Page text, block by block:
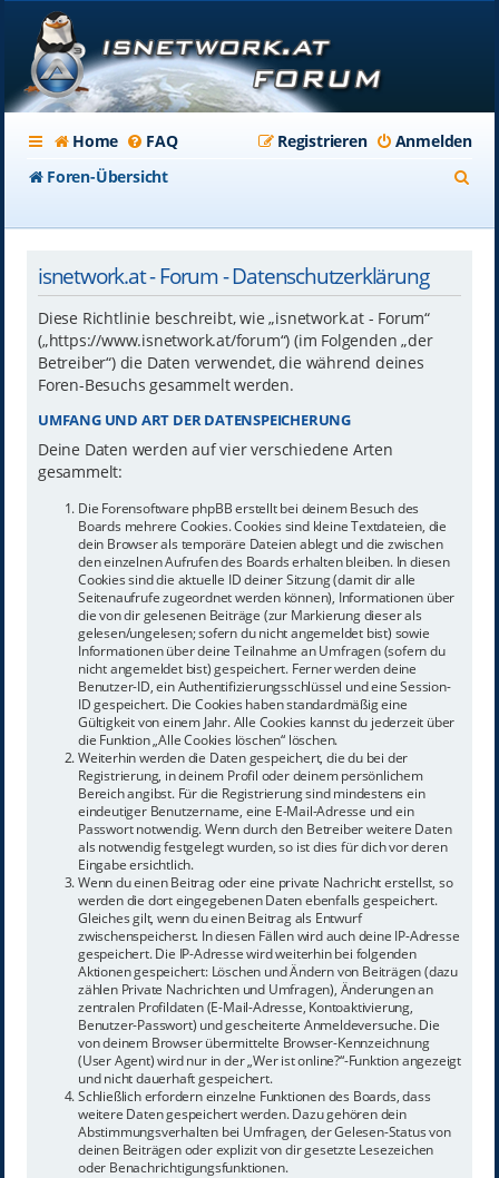
Home FAQ Anmelden
Registrieren
Foren-Übersicht
isnetwork.at - Forum - Datenschutzerklärung
Diese Richtlinie beschreibt, wie „isnetwork.at - Forum“
(„https://www.isnetwork.at/forum“) (im Folgenden „der
Betreiber“) die Daten verwendet, die während deines
Foren-Besuchs gesammelt werden.
UMFANG UND ART DER DATENSPEICHERUNG
Deine Daten werden auf vier verschiedene Arten
gesammelt:
Die Forensoftware phpBB erstellt bei deinem Besuch des
Boards mehrere Cookies. Cookies sind kleine Textdateien, die
dein Browser als temporäre Dateien ablegt und die zwischen
den einzelnen Aufrufen des Boards erhalten bleiben. In diesen
Cookies sind die aktuelle ID deiner Sitzung (damit dir alle
Seitenaufrufe zugeordnet werden können), Informationen über
die von dir gelesenen Beiträge (zur Markierung dieser als
gelesen/ungelesen; sofern du nicht angemeldet bist) sowie
Informationen über deine Teilnahme an Umfragen (sofern du
nicht angemeldet bist) gespeichert. Ferner werden deine
Benutzer-ID, ein Authentifizierungsschlüssel und eine Session-
ID gespeichert. Die Cookies haben standardmäßig eine
Gültigkeit von einem Jahr. Alle Cookies kannst du jederzeit über
die Funktion „Alle Cookies löschen“ löschen.
Weiterhin werden die Daten gespeichert, die du bei der
Registrierung, in deinem Profil oder deinem persönlichem
Bereich angibst. Für die Registrierung sind mindestens ein
eindeutiger Benutzername, eine E-Mail-Adresse und ein
Passwort notwendig. Wenn durch den Betreiber weitere Daten
als notwendig festgelegt wurden, so ist dies für dich vor deren
Eingabe ersichtlich.
Wenn du einen Beitrag oder eine private Nachricht erstellst, so
werden die dort eingegebenen Daten ebenfalls gespeichert.
Gleiches gilt, wenn du einen Beitrag als Entwurf
zwischenspeicherst. In diesen Fällen wird auch deine IP-Adresse
gespeichert. Die IP-Adresse wird weiterhin bei folgenden
Aktionen gespeichert: Löschen und Ändern von Beiträgen (dazu
zählen Private Nachrichten und Umfragen), Änderungen an
zentralen Profildaten (E-Mail-Adresse, Kontoaktivierung,
Benutzer-Passwort) und gescheiterte Anmeldeversuche. Die
von deinem Browser übermittelte Browser-Kennzeichnung
(User Agent) wird nur in der „Wer ist online?“-Funktion angezeigt
und nicht dauerhaft gespeichert.
Schließlich erfordern einzelne Funktionen des Boards, dass
weitere Daten gespeichert werden. Dazu gehören dein
Abstimmungsverhalten bei Umfragen, der Gelesen-Status von
deinen Beiträgen oder explizit von dir gesetzte Lesezeichen
oder Benachrichtigungsfunktionen.